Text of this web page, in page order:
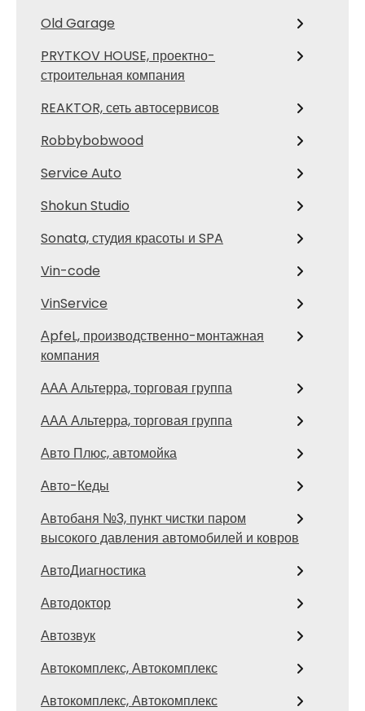
Old Garage
PRYTKOV HOUSE, проектно-
строительная компания
REAKTOR, сеть автосервисов
Robbybobwood
Service Auto
Shokun Studio
Sonata, студия красоты и SPA
Vin-code
VinService
АpfeL, производственно-монтажная
компания
ААА Альтерра, торговая группа
ААА Альтерра, торговая группа
Авто Плюс, автомойка
Авто-Кеды
Автобаня №3, пункт чистки паром
высокого давления автомобилей и ковров
АвтоДиагностика
Автодоктор
Автозвук
Автокомплекс, Автокомплекс
Автокомплекс, Автокомплекс